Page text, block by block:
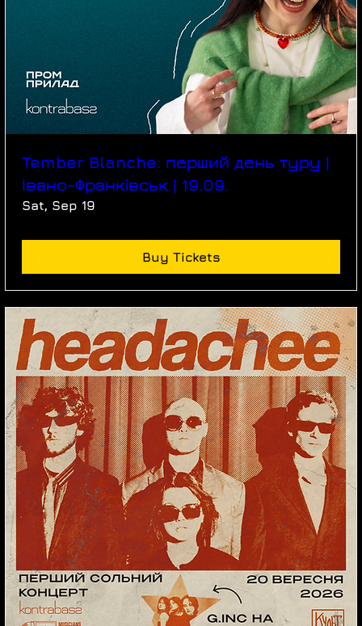
Tember Blanche: перший день туру |
Івано-Франківськ | 19.09.
Sat, Sep 19
Buy Tickets